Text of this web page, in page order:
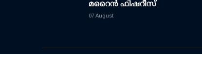
മറൈന്‍ ഫിഷറീസ്
07 August